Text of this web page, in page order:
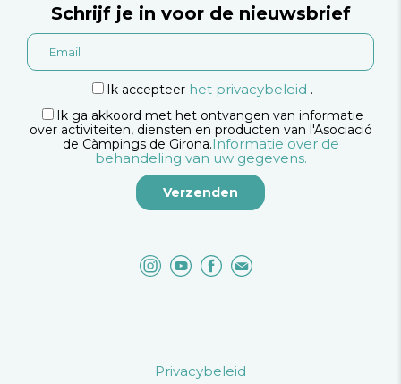
Schrijf je in voor de nieuwsbrief
Ik accepteerhet privacybeleid .
Ik ga akkoord met het ontvangen van informatie
over activiteiten, diensten en producten van l'Asociació
de Càmpings de Girona.Informatie over de
behandeling van uw gegevens.
Privacybeleid